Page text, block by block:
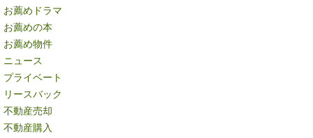
お薦めドラマ
お薦めの本
お薦め物件
ニュース
プライベート
リースバック
不動産売却
不動産購入